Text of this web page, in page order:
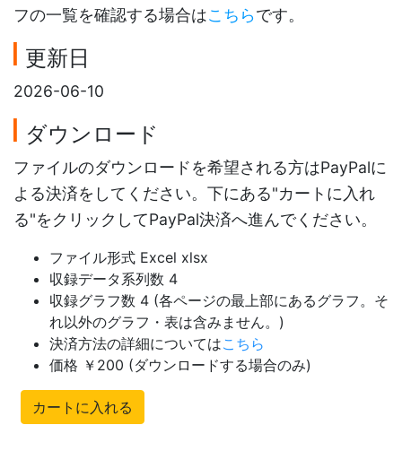
フの一覧を確認する場合はこちらです。
更新日
2026-06-10
ダウンロード
ファイルのダウンロードを希望される方はPayPalに
よる決済をしてください。下にある"カートに入れ
る"をクリックしてPayPal決済へ進んでください。
ファイル形式 Excel xlsx
収録データ系列数 4
収録グラフ数 4 (各ページの最上部にあるグラフ。そ
れ以外のグラフ・表は含みません。)
決済方法の詳細についてはこちら
価格 ￥200 (ダウンロードする場合のみ)
カートに入れる